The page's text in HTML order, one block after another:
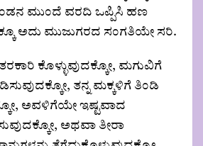
ಮುಂದೆ ವರದಿ ಒಪ್ಪಿಸಿ ಹಣ
ಅದು ಮುಜುಗರದ ಸಂಗತಿಯೇ ಸರಿ.
ಕೊಳ್ಳುವುದಕ್ಕೋ, ಮಗುವಿಗೆ
ತನ್ನ ಮಕ್ಕಳಿಗೆ ತಿಂಡಿ
ಅವಳಿಗೆಯೇ ಇಷ್ಟವಾದ
ಅಥವಾ ತೀರಾ